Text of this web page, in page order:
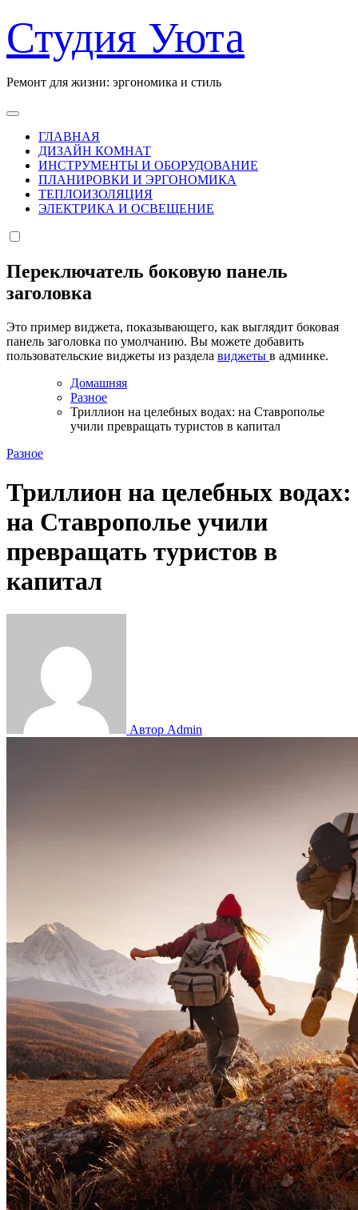
к
содержанию
Студия Уюта
Ремонт для жизни: эргономика и стиль
ГЛАВНАЯ
ДИЗАЙН КОМНАТ
ИНСТРУМЕНТЫ И ОБОРУДОВАНИЕ
ПЛАНИРОВКИ И ЭРГОНОМИКА
ТЕПЛОИЗОЛЯЦИЯ
ЭЛЕКТРИКА И ОСВЕЩЕНИЕ
Переключатель боковую панель
заголовка
Это пример виджета, показывающего, как выглядит боковая
панель заголовка по умолчанию. Вы можете добавить
пользовательские виджеты из раздела виджеты в админке.
Домашняя
Разное
Триллион на целебных водах: на Ставрополье
учили превращать туристов в капитал
Разное
Триллион на целебных водах:
на Ставрополье учили
превращать туристов в
капитал
Автор Admin